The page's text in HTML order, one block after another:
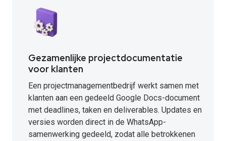
Gezamenlijke projectdocumentatie
voor klanten
Een projectmanagementbedrijf werkt samen met
klanten aan een gedeeld Google Docs-document
met deadlines, taken en deliverables. Updates en
versies worden direct in de WhatsApp-
samenwerking gedeeld, zodat alle betrokkenen